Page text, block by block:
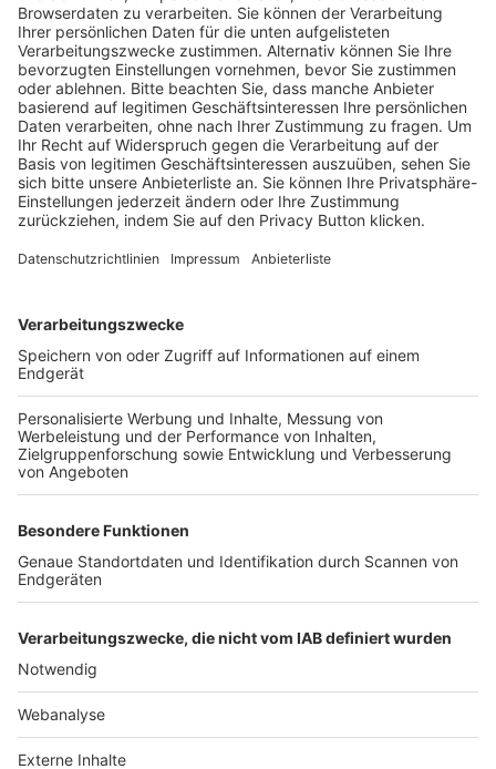
Trainerausbildung
Schulungsangebot Vereinsmitarbeiter
BFV-Geschäftsstellen
Trainerbörse
Login SpielPlus
FOLGE DEM BFV
TOP-VEREINE
TOP-PARTNER
Nutzungsbedingungen Datenschutz Impressum